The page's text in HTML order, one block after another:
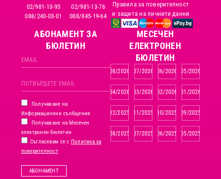
02/981-13-93
088/240-03-01
02/981-13-76
088/845-19-64
Правила за поверителност
и защита на личните данни
АБОНАМЕНТ ЗА
БЮЛЕТИН
Получаване на
Информационни съобщения
Получаване на Месечен
електронен бюлетин
Съгласявам се с Политика за
поверителност
АБОНАМЕНТ
MЕСЕЧЕН
ЕЛЕКТРОНЕН
БЮЛЕТИН
08/2026 07/2026 06/2026 05/2026
04/2026 03/2026 02/2026 01/2026
12/2025 11/2025 10/2025 09/2025
08/2025 07/2025 06/2025 05/2025